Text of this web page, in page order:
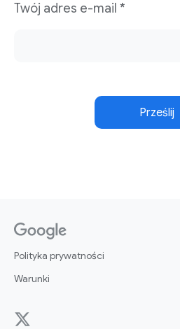
Twój adres e-mail *
Prześlij
Polityka prywatności
Warunki